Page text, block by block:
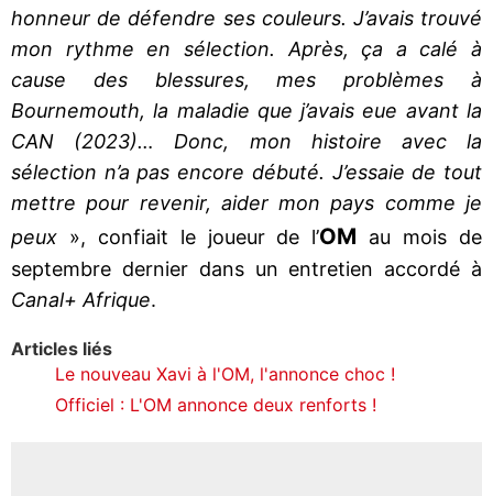
honneur de défendre ses couleurs. J’avais trouvé
mon rythme en sélection. Après, ça a calé à
cause des blessures, mes problèmes à
Bournemouth, la maladie que j’avais eue avant la
CAN (2023)… Donc, mon histoire avec la
sélection n’a pas encore débuté. J’essaie de tout
mettre pour revenir, aider mon pays comme je
peux », confiait le joueur de l’OM au mois de
septembre dernier dans un entretien accordé à
Canal+ Afrique.
Articles liés
Le nouveau Xavi à l'OM, l'annonce choc !
Officiel : L'OM annonce deux renforts !